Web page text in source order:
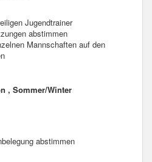
Jugendtrainer
abstimmen
Mannschaften auf den
, Sommer/Winter
abstimmen